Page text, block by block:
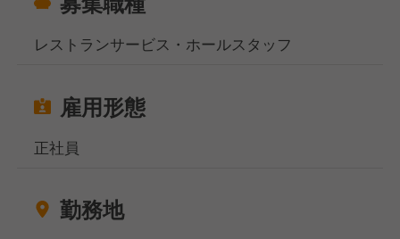
【入社後】
ーマンでつき、できることから丁寧にお教えします。
また、中途採用でも本社での入社式を実施。初日から
配属先のスタッフと顔合わせをおこない、2日目から
スムーズに現場に入れる体制を整えています。
たが気持ちよく働けるようにフォローしていきます。
レストランサービス・ホールスタッフ
雇用形態
正社員
勤務地